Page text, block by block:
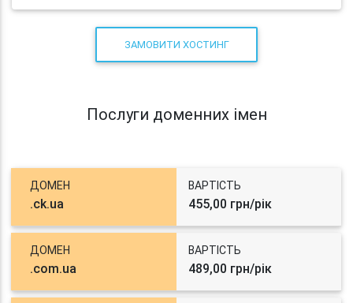
ЗАМОВИТИ ХОСТИНГ
Послуги доменних імен
ДОМЕН
.ck.ua
ВАРТІСТЬ
455,00 грн/рік
ДОМЕН
.com.ua
ВАРТІСТЬ
489,00 грн/рік